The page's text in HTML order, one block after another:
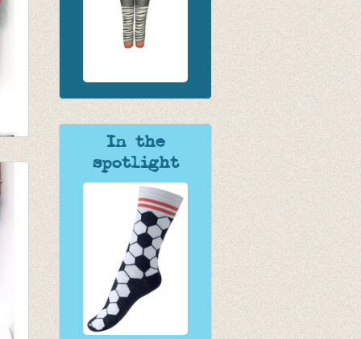
In the
spotlight